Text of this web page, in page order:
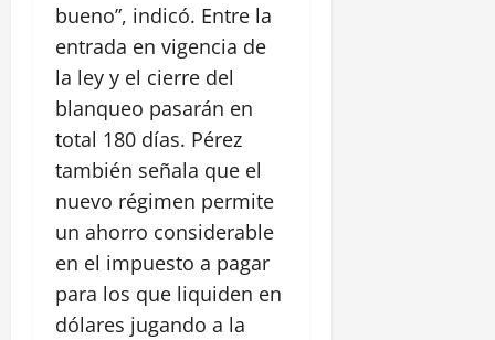
bueno”, indicó. Entre la
entrada en vigencia de
la ley y el cierre del
blanqueo pasarán en
total 180 días. Pérez
también señala que el
nuevo régimen permite
un ahorro considerable
en el impuesto a pagar
para los que liquiden en
dólares jugando a la